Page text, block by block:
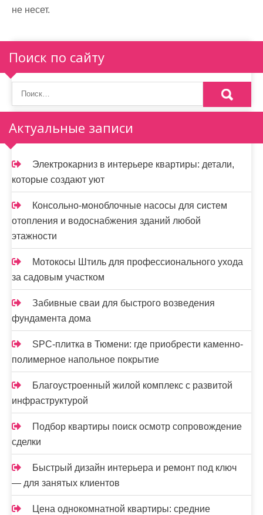
не несет.
Поиск по сайту
Актуальные записи
Электрокарниз в интерьере квартиры: детали,
которые создают уют
Консольно-моноблочные насосы для систем
отопления и водоснабжения зданий любой
этажности
Мотокосы Штиль для профессионального ухода
за садовым участком
Забивные сваи для быстрого возведения
фундамента дома
SPC-плитка в Тюмени: где приобрести каменно-
полимерное напольное покрытие
Благоустроенный жилой комплекс с развитой
инфраструктурой
Подбор квартиры поиск осмотр сопровождение
сделки
Быстрый дизайн интерьера и ремонт под ключ
— для занятых клиентов
Цена однокомнатной квартиры: средние